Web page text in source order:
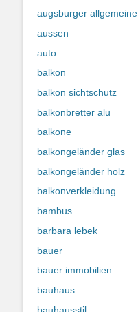
augsburger allgemeine
aussen
auto
balkon
balkon sichtschutz
balkonbretter alu
balkone
balkongeländer glas
balkongeländer holz
balkonverkleidung
bambus
barbara lebek
bauer
bauer immobilien
bauhaus
bauhausstil